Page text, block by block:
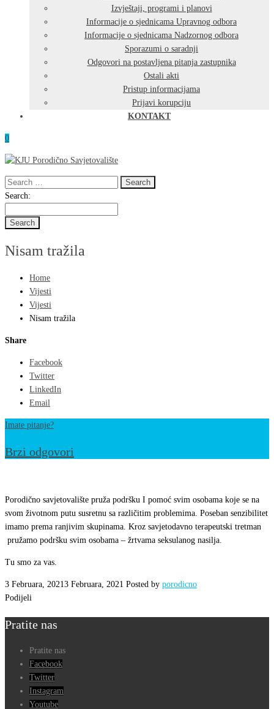
Izvještaji, programi i planovi
Informacije o sjednicama Upravnog odbora
Informacije o sjednicama Nadzornog odbora
Sporazumi o saradnji
Odgovori na postavljena pitanja zastupnika
Ostali akti
Pristup informacijama
Prijavi korupciju
KONTAKT
0
Search
for:
Search
Search:
Nisam tražila
Home
Vijesti
Vijesti
Nisam tražila
Share
Facebook
Twitter
LinkedIn
Email
Imate pitanje?
Brzi odgovori
tražila
Porodično savjetovalište pruža podršku I pomoć svim osobama koje se na
svom životnom putu susretnu sa različitim problemima. Poseban senzibilitet
imamo prema ranjivim skupinama. Kroz savjetodavno terapeutski tretman
pružamo podršku svim osobama – žrtvama seksulanog nasilja.
Tu smo za vas.
3 Februara, 2021 3 Februara, 2021 Posted by porodicno
Podijeli
Pratite nas
Pratite nas
Facebook
Twitter
Instagram
Youtube